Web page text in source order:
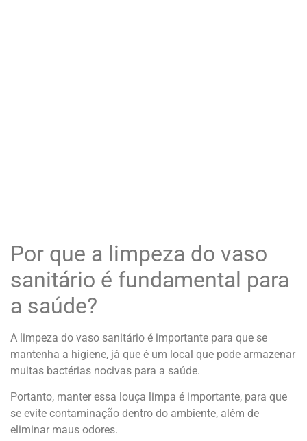
Por que a limpeza do vaso
sanitário é fundamental para
a saúde?
A limpeza do vaso sanitário é importante para que se
mantenha a higiene, já que é um local que pode armazenar
muitas bactérias nocivas para a saúde.
Portanto, manter essa louça limpa é importante, para que
se evite contaminação dentro do ambiente, além de
eliminar maus odores.